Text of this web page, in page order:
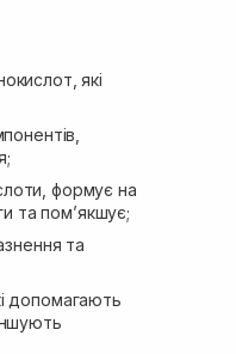
які
формує на
та пом’якшує;
та
допомагають